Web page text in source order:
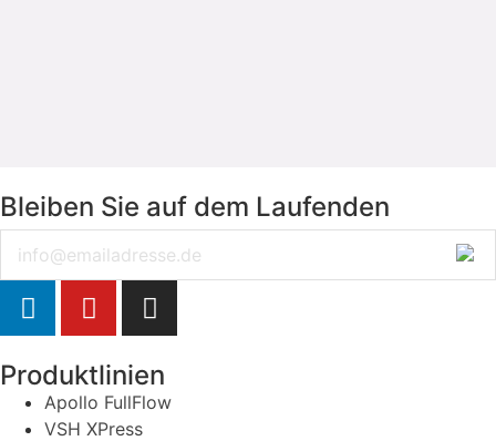
Bleiben Sie auf dem Laufenden
Produktlinien
Apollo FullFlow
VSH XPress